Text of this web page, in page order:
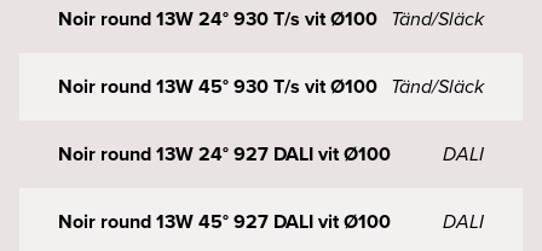
Noir round 13W 24° 930 T/s vit Ø100 Tänd/Släck
Noir round 13W 45° 930 T/s vit Ø100 Tänd/Släck
Noir round 13W 24° 927 DALI vit Ø100 DALI
Noir round 13W 45° 927 DALI vit Ø100 DALI